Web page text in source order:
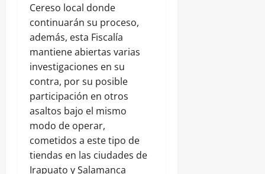
Cereso local donde
continuarán su proceso,
además, esta Fiscalía
mantiene abiertas varias
investigaciones en su
contra, por su posible
participación en otros
asaltos bajo el mismo
modo de operar,
cometidos a este tipo de
tiendas en las ciudades de
Irapuato y Salamanca